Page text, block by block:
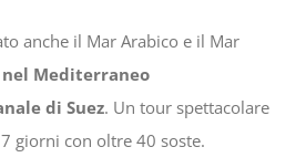
anche il Mar Arabico e il Mar
Mediterraneo
di Suez. Un tour spettacolare
giorni con oltre 40 soste.